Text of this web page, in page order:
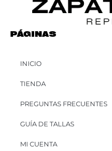
PÁGINAS
INICIO
TIENDA
PREGUNTAS FRECUENTES
GUÍA DE TALLAS
MI CUENTA